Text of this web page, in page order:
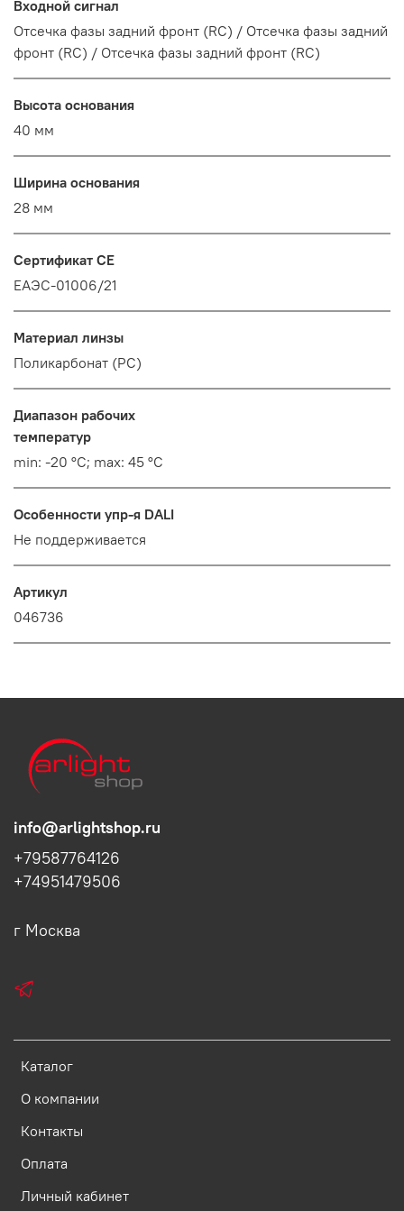
Входной сигнал
Отсечка фазы задний фронт (RC) / Отсечка фазы задний
фронт (RC) / Отсечка фазы задний фронт (RC)
Высота основания
40 мм
Ширина основания
28 мм
Сертификат CE
EAЭC-01006/21
Материал линзы
Поликарбонат (PC)
Диапазон рабочих
температур
min: -20 °C; max: 45 °C
Особенности упр-я DALI
Не поддерживается
Артикул
046736
Каталог
О компании
Контакты
Оплата
Личный кабинет
info@arlightshop.ru
+79587764126
+74951479506
г Москва